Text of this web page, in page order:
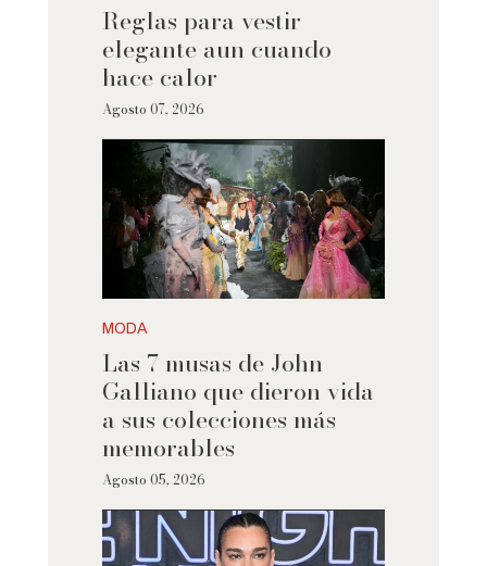
Reglas para vestir
elegante aun cuando
hace calor
Agosto 07, 2026
MODA
Las 7 musas de John
Galliano que dieron vida
a sus colecciones más
memorables
Agosto 05, 2026